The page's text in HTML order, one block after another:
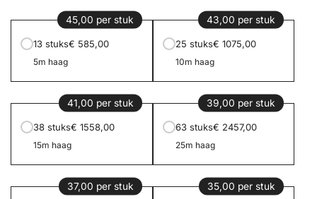
45,00 per stuk
13 stuks€ 585,00
5m haag
43,00 per stuk
25 stuks€ 1075,00
10m haag
41,00 per stuk
38 stuks€ 1558,00
15m haag
39,00 per stuk
63 stuks€ 2457,00
25m haag
37,00 per stuk 35,00 per stuk